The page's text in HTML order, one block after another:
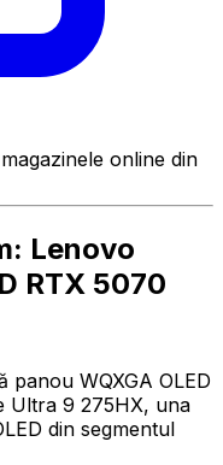
online din
Lenovo
RTX 5070
panou WQXGA OLED
Ultra 9 275HX, una
din segmentul